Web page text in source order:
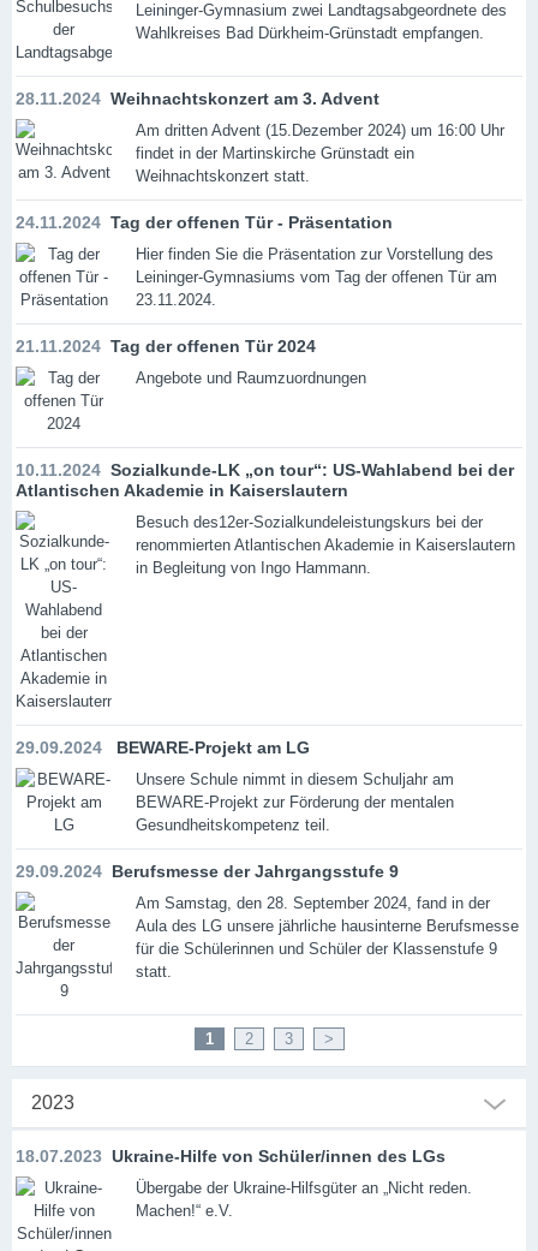
Leininger-Gymnasium zwei Landtagsabgeordnete des
Wahlkreises Bad Dürkheim-Grünstadt empfangen.
28.11.2024 Weihnachtskonzert am 3. Advent
Am dritten Advent (15.Dezember 2024) um 16:00 Uhr
findet in der Martinskirche Grünstadt ein
Weihnachtskonzert statt.
24.11.2024 Tag der offenen Tür - Präsentation
Hier finden Sie die Präsentation zur Vorstellung des
Leininger-Gymnasiums vom Tag der offenen Tür am
23.11.2024.
21.11.2024 Tag der offenen Tür 2024
Angebote und Raumzuordnungen
10.11.2024 Sozialkunde-LK „on tour“: US-Wahlabend bei der
Atlantischen Akademie in Kaiserslautern
Besuch des12er-Sozialkundeleistungskurs bei der
renommierten Atlantischen Akademie in Kaiserslautern
in Begleitung von Ingo Hammann.
29.09.2024 BEWARE-Projekt am LG
Unsere Schule nimmt in diesem Schuljahr am
BEWARE-Projekt zur Förderung der mentalen
Gesundheitskompetenz teil.
29.09.2024 Berufsmesse der Jahrgangsstufe 9
Am Samstag, den 28. September 2024, fand in der
Aula des LG unsere jährliche hausinterne Berufsmesse
für die Schülerinnen und Schüler der Klassenstufe 9
statt.
1 2 3 >
2023
18.07.2023 Ukraine-Hilfe von Schüler/innen des LGs
Übergabe der Ukraine-Hilfsgüter an „Nicht reden.
Machen!“ e.V.